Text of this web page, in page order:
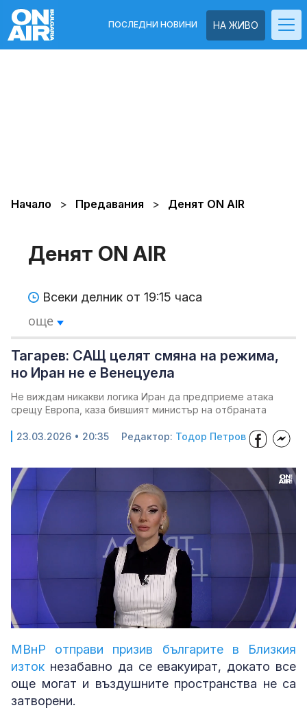
НА ЖИВО
ПОСЛЕДНИ НОВИНИ
Начало Предавания Денят ON AIR
Денят ON AIR
Всеки делник от 19:15 часа
още
Тагарев: САЩ целят смяна на режима,
но Иран не е Венецуела
Не виждам никакви логика Иран да предприеме атака
срещу Европа, каза бившият министър на отбраната
23.03.2026 • 20:35 Редактор: Тодор Петров
Unmute Loaded
5.51%
МВнР отправи призив българите в Близкия
изток незабавно да се евакуират, докато все
още могат и въздушните пространства не са
затворени.